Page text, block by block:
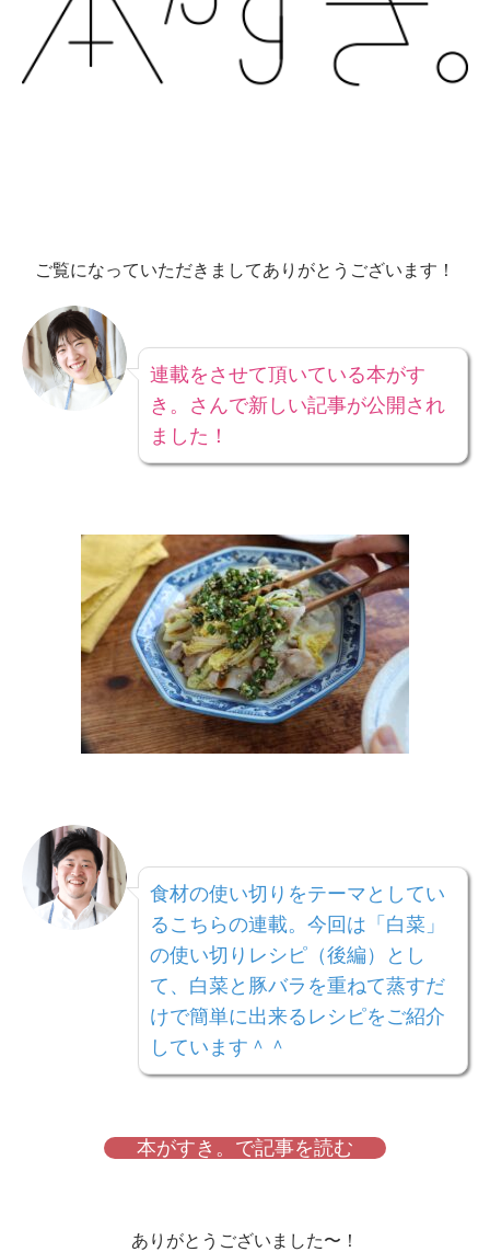
ご覧になっていただきましてありがとうございます！
連載をさせて頂いている本がす
き。さんで新しい記事が公開され
ました！
食材の使い切りをテーマとしてい
るこちらの連載。今回は「白菜」
の使い切りレシピ（後編）とし
て、白菜と豚バラを重ねて蒸すだ
けで簡単に出来るレシピをご紹介
しています＾＾
本がすき。で記事を読む
ありがとうございました〜！